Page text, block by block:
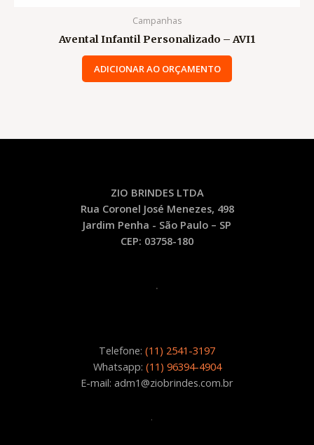
Campanhas
Avental Infantil Personalizado – AVI1
ADICIONAR AO ORÇAMENTO
ZIO BRINDES LTDA
Rua Coronel José Menezes, 498
Jardim Penha - São Paulo – SP
CEP: 03758-180
.
Telefone: (11) 2541-3197
Whatsapp: (11) 96394-4904
E-mail: adm1@ziobrindes.com.br
.